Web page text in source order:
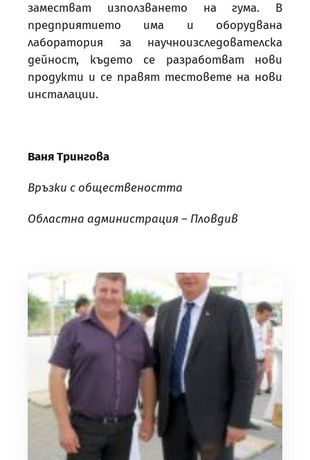
заместват използването на гума. В
предприятието има и оборудвана
лаборатория за научноизследователска
дейност, където се разработват нови
продукти и се правят тестовете на нови
инсталации.
Ваня Трингова
Връзки с обществеността
Областна администрация – Пловдив